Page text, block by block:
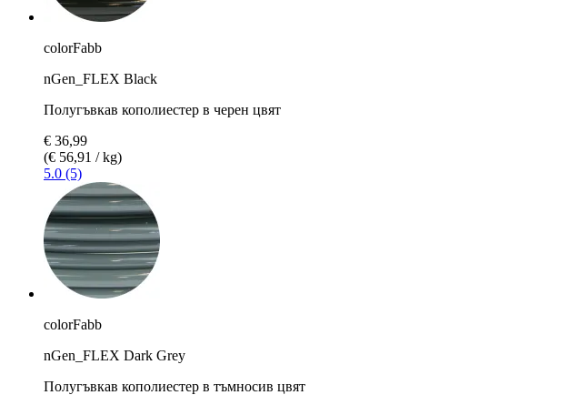
colorFabb
nGen_FLEX Black
Полугъвкав кополиестер в черен цвят
€ 36,99
(€ 56,91 / kg)
5.0 (5)
colorFabb
nGen_FLEX Dark Grey
Полугъвкав кополиестер в тъмносив цвят